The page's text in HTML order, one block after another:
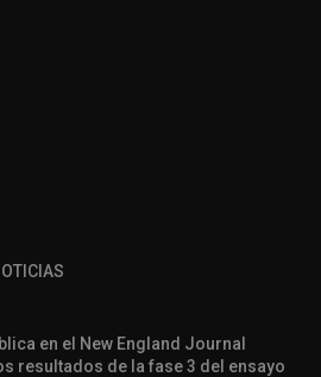
en el New England Journal
resultados de la fase 3 del ensayo